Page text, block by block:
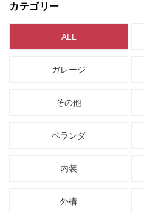
リフォーム事例
リフォーム現場リポート
リフォーム 支援制度
無料お見積り
カテゴリー
ALL
ガレージ
その他
ベランダ
内装
外構